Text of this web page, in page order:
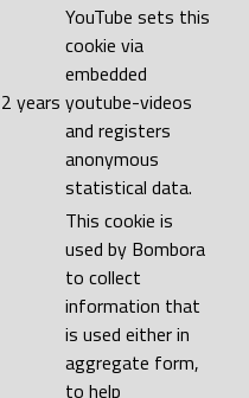
2 years
YouTube sets this
cookie via
embedded
youtube-videos
and registers
anonymous
statistical data.
This cookie is
used by Bombora
to collect
information that
is used either in
aggregate form,
to help